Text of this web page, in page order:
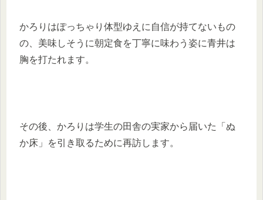
かろりはぽっちゃり体型ゆえに自信が持てないもの
の、美味しそうに朝定食を丁寧に味わう姿に青井は
胸を打たれます。
その後、かろりは学生の田舎の実家から届いた「ぬ
か床」を引き取るために再訪します。